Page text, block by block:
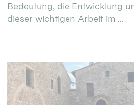
Bedeutung, die Entwicklung
dieser wichtigen Arbeit im ...